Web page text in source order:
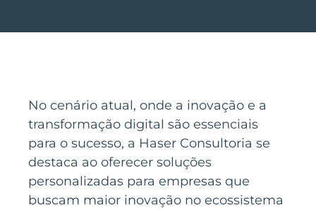
No cenário atual, onde a inovação e a
transformação digital são essenciais
para o sucesso, a Haser Consultoria se
destaca ao oferecer soluções
personalizadas para empresas que
buscam maior inovação no ecossistema